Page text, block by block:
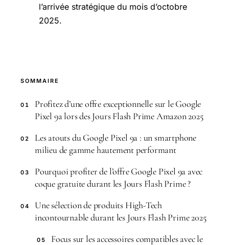
l’arrivée stratégique du mois d’octobre
2025.
SOMMAIRE
01
Profitez d’une offre exceptionnelle sur le Google
Pixel 9a lors des Jours Flash Prime Amazon 2025
02
Les atouts du Google Pixel 9a : un smartphone
milieu de gamme hautement performant
03
Pourquoi profiter de l’offre Google Pixel 9a avec
coque gratuite durant les Jours Flash Prime ?
04
Une sélection de produits High-Tech
incontournable durant les Jours Flash Prime 2025
05
Focus sur les accessoires compatibles avec le